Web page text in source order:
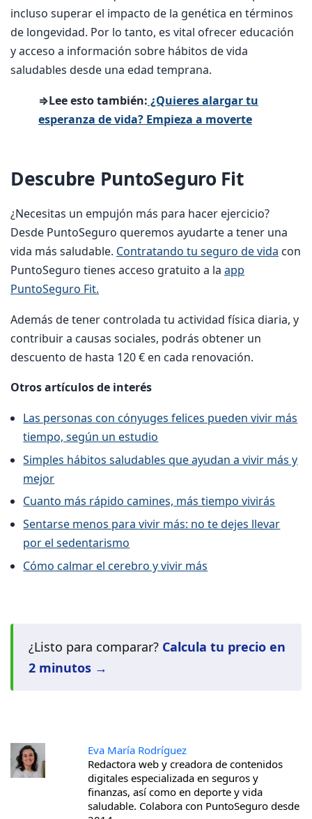
incluso superar el impacto de la genética en términos
de longevidad. Por lo tanto, es vital ofrecer educación
y acceso a información sobre hábitos de vida
saludables desde una edad temprana.
⇒Lee esto también: ¿Quieres alargar tu
esperanza de vida? Empieza a moverte
Descubre PuntoSeguro Fit
¿Necesitas un empujón más para hacer ejercicio?
Desde PuntoSeguro queremos ayudarte a tener una
vida más saludable. Contratando tu seguro de vida con
PuntoSeguro tienes acceso gratuito a la app
PuntoSeguro Fit.
Además de tener controlada tu actividad física diaria, y
contribuir a causas sociales, podrás obtener un
descuento de hasta 120 € en cada renovación.
Otros artículos de interés
Las personas con cónyuges felices pueden vivir más
tiempo, según un estudio
Simples hábitos saludables que ayudan a vivir más y
mejor
Cuanto más rápido camines, más tiempo vivirás
Sentarse menos para vivir más: no te dejes llevar
por el sedentarismo
Cómo calmar el cerebro y vivir más
¿Listo para comparar? Calcula tu precio en
2 minutos →
Eva María Rodríguez
Redactora web y creadora de contenidos
digitales especializada en seguros y
finanzas, así como en deporte y vida
saludable. Colabora con PuntoSeguro desde